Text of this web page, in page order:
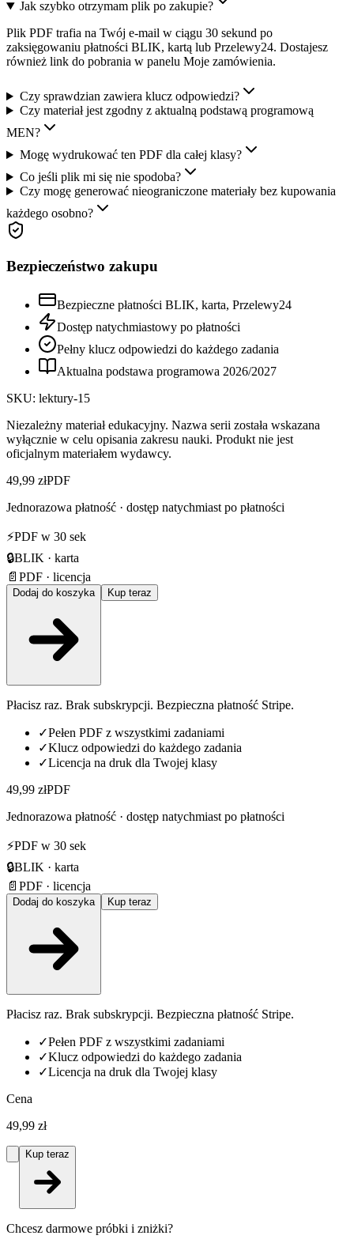
Jak szybko otrzymam plik po zakupie?
Plik PDF trafia na Twój e-mail w ciągu 30 sekund po
zaksięgowaniu płatności BLIK, kartą lub Przelewy24. Dostajesz
również link do pobrania w panelu Moje zamówienia.
Czy sprawdzian zawiera klucz odpowiedzi?
Czy materiał jest zgodny z aktualną podstawą programową
MEN?
Mogę wydrukować ten PDF dla całej klasy?
Co jeśli plik mi się nie spodoba?
Czy mogę generować nieograniczone materiały bez kupowania
każdego osobno?
Bezpieczeństwo zakupu
Bezpieczne płatności BLIK, karta, Przelewy24
Dostęp natychmiastowy po płatności
Pełny klucz odpowiedzi do każdego zadania
Aktualna podstawa programowa 2026/2027
SKU: lektury-15
Niezależny materiał edukacyjny. Nazwa serii została wskazana
wyłącznie w celu opisania zakresu nauki. Produkt nie jest
oficjalnym materiałem wydawcy.
49,99 złPDF
Jednorazowa płatność · dostęp natychmiast po płatności
⚡PDF w 30 sek
🔒BLIK · karta
📄 PDF · licencja
Dodaj do koszyka Kup teraz
Płacisz raz. Brak subskrypcji. Bezpieczna płatność Stripe.
✓Pełen PDF z wszystkimi zadaniami
✓Klucz odpowiedzi do każdego zadania
✓Licencja na druk dla Twojej klasy
49,99 złPDF
Jednorazowa płatność · dostęp natychmiast po płatności
⚡PDF w 30 sek
🔒BLIK · karta
📄 PDF · licencja
Dodaj do koszyka Kup teraz
Płacisz raz. Brak subskrypcji. Bezpieczna płatność Stripe.
✓Pełen PDF z wszystkimi zadaniami
✓Klucz odpowiedzi do każdego zadania
✓Licencja na druk dla Twojej klasy
Cena
49,99 zł
Kup teraz
Chcesz darmowe próbki i zniżki?